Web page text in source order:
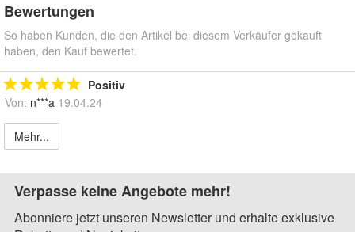
Bewertungen
So haben Kunden, die den Artikel bei diesem Verkäufer gekauft
haben, den Kauf bewertet.
Positiv
Von: n***a 19.04.24
Mehr...
Verpasse keine Angebote mehr!
Abonniere jetzt unseren Newsletter und erhalte exklusive